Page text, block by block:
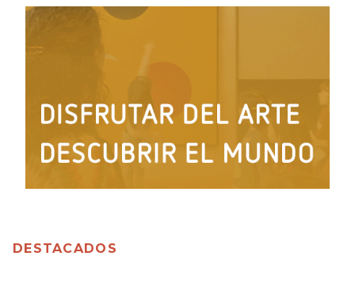
DESTACADOS